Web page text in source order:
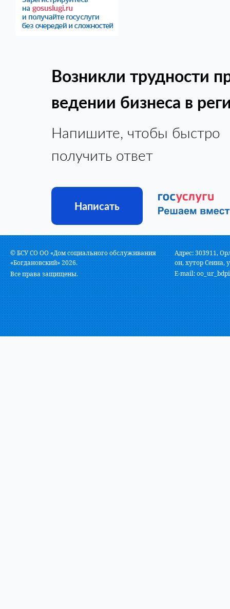
Возникли трудности
ведении бизнеса в
Напишите, чтобы быстро
получить ответ
Написать
© БСУ СО ОО «Дом социального обслуживания
«Богдановский» 2026.
Все права защищены.
Адрес: 303911,
он, хутор Сеина,
E-mail: